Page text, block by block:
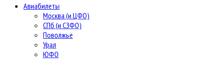
Авиабилеты
Москва (и ЦФО)
СПб (и СЗФО)
Поволжье
Урал
ЮФО